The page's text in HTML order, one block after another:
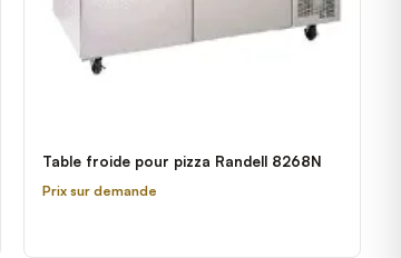
Table froide pour pizza Randell 8268N
Prix sur demande